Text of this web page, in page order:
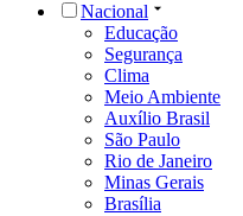
Nacional
Educação
Segurança
Clima
Meio Ambiente
Auxílio Brasil
São Paulo
Rio de Janeiro
Minas Gerais
Brasília